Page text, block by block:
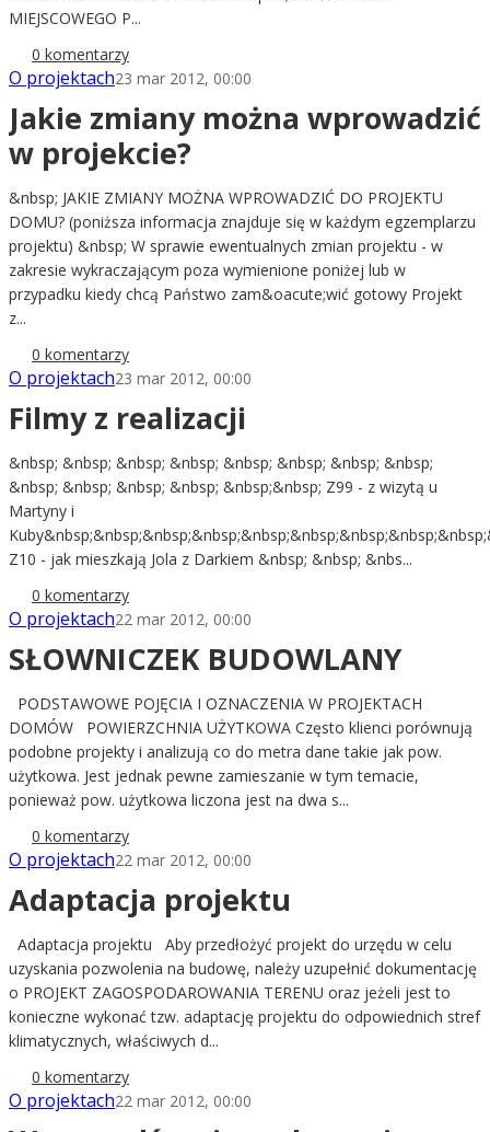
MIEJSCOWEGO P...
0 komentarzy
O projektach23 mar 2012, 00:00
Jakie zmiany można wprowadzić
w projekcie?
&nbsp; JAKIE ZMIANY MOŻNA WPROWADZIĆ DO PROJEKTU
DOMU? (poniższa informacja znajduje się w każdym egzemplarzu
projektu) &nbsp; W sprawie ewentualnych zmian projektu - w
zakresie wykraczającym poza wymienione poniżej lub w
przypadku kiedy chcą Państwo zam&oacute;wić gotowy Projekt
z...
0 komentarzy
O projektach23 mar 2012, 00:00
Filmy z realizacji
&nbsp; &nbsp; &nbsp; &nbsp; &nbsp; &nbsp; &nbsp; &nbsp;
&nbsp; &nbsp; &nbsp; &nbsp; &nbsp;&nbsp; Z99 - z wizytą u
Martyny i
Z10 - jak mieszkają Jola z Darkiem &nbsp; &nbsp; &nbs...
0 komentarzy
O projektach22 mar 2012, 00:00
SŁOWNICZEK BUDOWLANY
PODSTAWOWE POJĘCIA I OZNACZENIA W PROJEKTACH
DOMÓW POWIERZCHNIA UŻYTKOWA Często klienci porównują
podobne projekty i analizują co do metra dane takie jak pow.
użytkowa. Jest jednak pewne zamieszanie w tym temacie,
ponieważ pow. użytkowa liczona jest na dwa s...
0 komentarzy
O projektach22 mar 2012, 00:00
Adaptacja projektu
Adaptacja projektu Aby przedłożyć projekt do urzędu w celu
uzyskania pozwolenia na budowę, należy uzupełnić dokumentację
o PROJEKT ZAGOSPODAROWANIA TERENU oraz jeżeli jest to
konieczne wykonać tzw. adaptację projektu do odpowiednich stref
klimatycznych, właściwych d...
0 komentarzy
O projektach22 mar 2012, 00:00